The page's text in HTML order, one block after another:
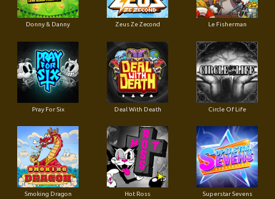
Donny & Danny Zeus Ze Zecond Le Fisherman
Pray For Six Deal With Death Circle Of Life
Smoking Dragon Hot Ross Superstar Sevens